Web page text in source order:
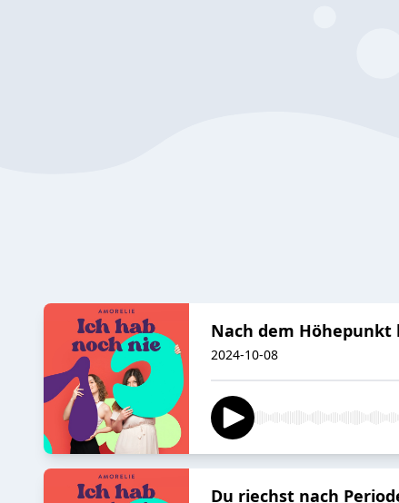
Nach dem Höhepunkt
2024-10-08
Du riechst nach